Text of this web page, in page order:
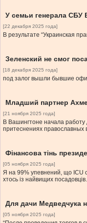
У семьи генерала СБУ
[22 декабря 2025 года]
В результате “Украинская
Зеленский не смог
[18 декабря 2025 года]
под залог вышли бывшие
Младший партнер
[21 ноября 2025 года]
В Вашингтоне начала
притеснениях православных
Фінансова тінь
[05 ноября 2025 года]
Я на 99% упевнений, що ICU
хтось із найвищих посадовців.
Для дачи Медведчука
[05 ноября 2025 года]